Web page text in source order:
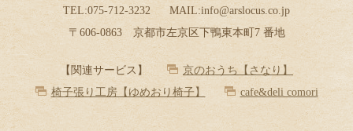
TEL:075-712-3232 MAIL:info@arslocus.co.jp
〒606-0863 京都市左京区下鴨東本町7 番地
【関連サービス】
京のおうち【さなり】
椅子張り工房【ゆめおり椅子】
cafe&deli comori